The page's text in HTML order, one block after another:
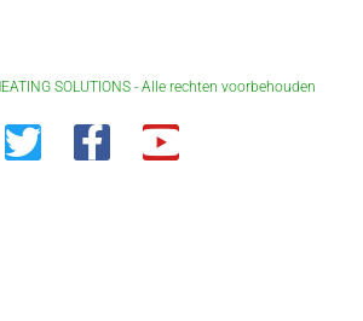
SOLUTIONS - Alle rechten voorbehouden